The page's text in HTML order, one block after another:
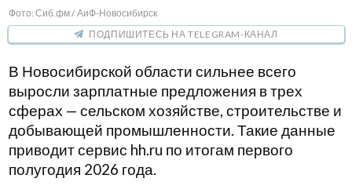
Фото: Сиб.фм / АиФ-Новосибирск
ПОДПИШИТЕСЬ НА TELEGRAM-КАНАЛ
В Новосибирской области сильнее всего
выросли зарплатные предложения в трех
сферах — сельском хозяйстве, строительстве и
добывающей промышленности. Такие данные
приводит сервис hh.ru по итогам первого
полугодия 2026 года.